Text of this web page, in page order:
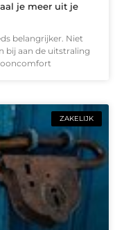
je meer uit je
belangrijker. Niet
bij aan de uitstraling
ZAKELIJK